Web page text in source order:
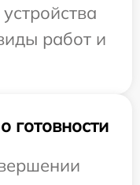
работ и
готовности